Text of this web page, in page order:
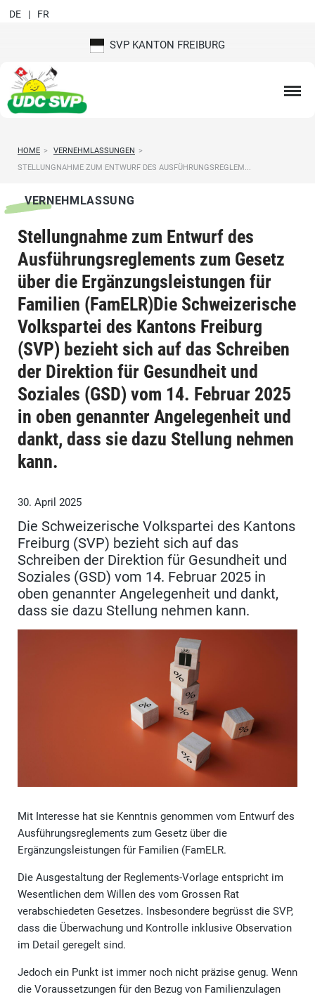
SVP KANTON FREIBURG
DE FR
HOME > VERNEHMLASSUNGEN >
STELLUNGNAHME ZUM ENTWURF DES AUSFÜHRUNGSREGLEM...
VERNEHMLASSUNG
Stellungnahme zum Entwurf des
Ausführungsreglements zum Gesetz
über die Ergänzungsleistungen für
Familien (FamELR)Die Schweizerische
Volkspartei des Kantons Freiburg
(SVP) bezieht sich auf das Schreiben
der Direktion für Gesundheit und
Soziales (GSD) vom 14. Februar 2025
in oben genannter Angelegenheit und
dankt, dass sie dazu Stellung nehmen
kann.
30. April 2025
Die Schweizerische Volkspartei des Kantons
Freiburg (SVP) bezieht sich auf das
Schreiben der Direktion für Gesundheit und
Soziales (GSD) vom 14. Februar 2025 in
oben genannter Angelegenheit und dankt,
dass sie dazu Stellung nehmen kann.
Mit Interesse hat sie Kenntnis genommen vom Entwurf des
Ausführungsreglements zum Gesetz über die
Ergänzungsleistungen für Familien (FamELR.
Die Ausgestaltung der Reglements-Vorlage entspricht im
Wesentlichen dem Willen des vom Grossen Rat
verabschiedeten Gesetzes. Insbesondere begrüsst die SVP,
dass die Überwachung und Kontrolle inklusive Observation
im Detail geregelt sind.
Jedoch ein Punkt ist immer noch nicht präzise genug. Wenn
die Voraussetzungen für den Bezug von Familienzulagen